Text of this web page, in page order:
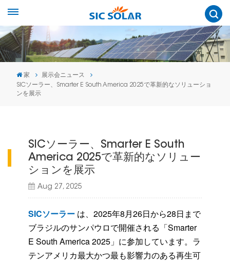
家
展示会ニュース
SICソーラー、Smarter E South America 2025で革新的なソリューショ
ンを展示
SICソーラー、Smarter E South
America 2025で革新的なソリュー
ションを展示
Aug 27, 2025
SICソーラー は、2025年8月26日から28日まで
ブラジルのサンパウロで開催される「Smarter
E South America 2025」に参加しています。ラ
テンアメリカ最大かつ最も影響力のある再生可